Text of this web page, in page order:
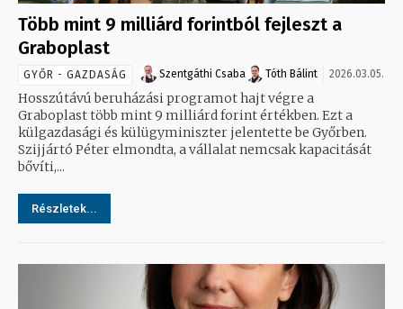
Több mint 9 milliárd forintból fejleszt a
Graboplast
GYŐR - GAZDASÁG Szentgáthi Csaba Tóth Bálint 2026.03.05.
Hosszútávú beruházási programot hajt végre a
Graboplast több mint 9 milliárd forint értékben. Ezt a
külgazdasági és külügyminiszter jelentette be Győrben.
Szijjártó Péter elmondta, a vállalat nemcsak kapacitását
bővíti,...
Részletek...